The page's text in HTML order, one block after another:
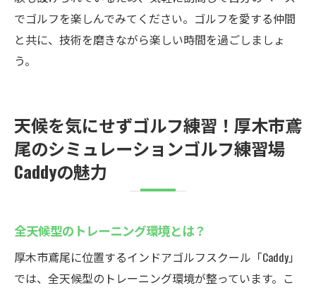
でゴルフを楽しんでみてください。ゴルフを愛する仲間
と共に、技術を磨きながら楽しい時間を過ごしましょ
う。
天候を気にせずゴルフ練習！厚木市鳶
尾のシミュレーションゴルフ練習場
Caddyの魅力
全天候型のトレーニング環境とは？
厚木市鳶尾に位置するインドアゴルフスクール「Caddy」
では、全天候型のトレーニング環境が整っています。こ